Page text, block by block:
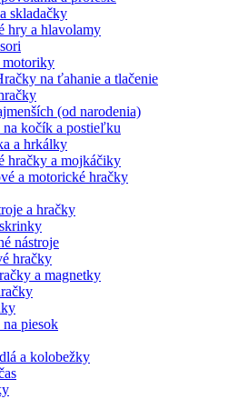
skladačky
hry a hlavolamy
na ťahanie a tlačenie
(od narodenia)
kočík a postieľku
a hrkálky
hračky a mojkáčiky
a motorické hračky
a hračky
nástroje
hračky
a magnetky
piesok
a kolobežky